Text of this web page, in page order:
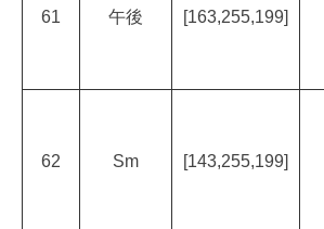
61 午後 [163,255,199]
62 Sm [143,255,199]